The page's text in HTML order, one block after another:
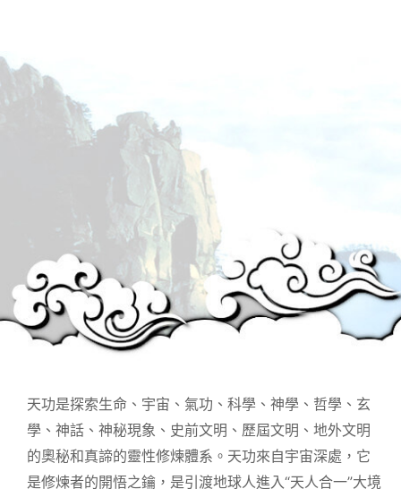
天功是探索生命、宇宙、氣功、科學、神學、哲學、玄
學、神話、神秘現象、史前文明、歷屆文明、地外文明
的奧秘和真諦的靈性修煉體系。天功來自宇宙深處，它
是修煉者的開悟之鑰，是引渡地球人進入“天人合一”大境